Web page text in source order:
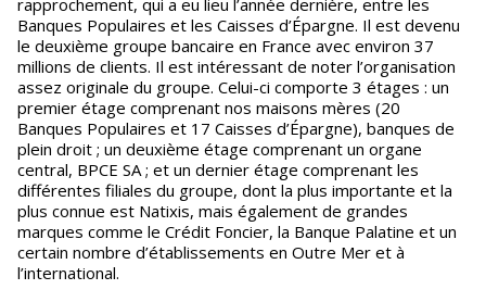
rapprochement, qui a eu lieu l’année dernière, entre les
Banques Populaires et les Caisses d’Épargne. Il est devenu
le deuxième groupe bancaire en France avec environ 37
millions de clients. Il est intéressant de noter l’organisation
assez originale du groupe. Celui-ci comporte 3 étages : un
premier étage comprenant nos maisons mères (20
Banques Populaires et 17 Caisses d’Épargne), banques de
plein droit ; un deuxième étage comprenant un organe
central, BPCE SA ; et un dernier étage comprenant les
différentes filiales du groupe, dont la plus importante et la
plus connue est Natixis, mais également de grandes
marques comme le Crédit Foncier, la Banque Palatine et un
certain nombre d’établissements en Outre Mer et à
l’international.